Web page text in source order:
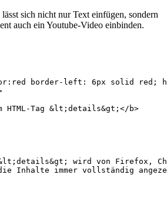
sich nicht nur Text einfügen, sondern
auch ein Youtube-Video einbinden.
border-left: 6px solid
HTML-Tag &lt;details&gt;</b>
&lt;details&gt; wird von Firefox,
Inhalte immer vollständig